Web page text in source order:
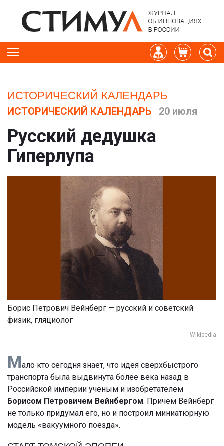
ИСТОРИЧЕСКИЙ КАЛЕНДАРЬ
ИСТОРИЧЕСКИЙ КАЛЕНДАРЬ 20 июля
Русский дедушка
Гиперлупа
Борис Петрович Вейнберг — русский и советский
физик, гляциолог
Wikipedia
Мало кто сегодня знает, что идея сверхбыстрого
транспорта была выдвинута более века назад в
Российской империи ученым и изобретателем
Борисом Петровичем Вейнбергом. Причем Вейнберг
не только придумал его, но и построил миниатюрную
модель «вакуумного поезда».